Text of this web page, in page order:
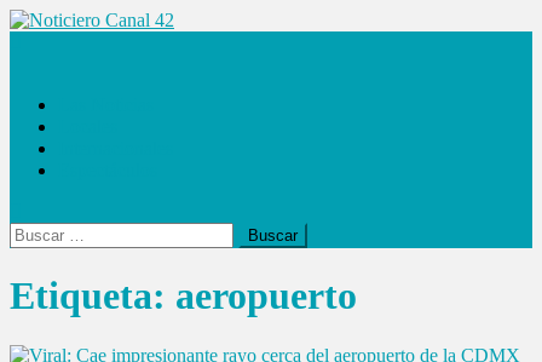
Saltar
Buscar:
Etiqueta: aeropuerto